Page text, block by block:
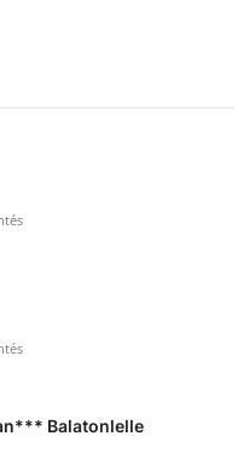
Balatonlelle